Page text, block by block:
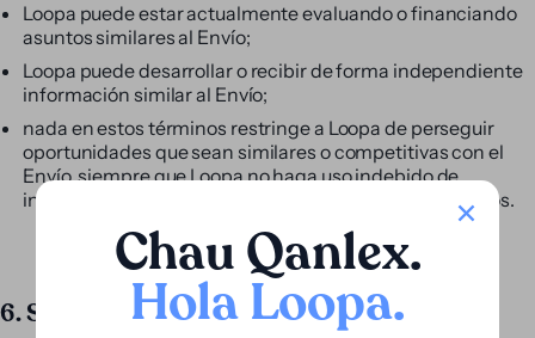
Chau Qanlex.
Hola Loopa.
Loopa puede estar actualmente evaluando o financiando
asuntos similares al Envío;
Loopa puede desarrollar o recibir de forma independiente
información similar al Envío;
nada en estos términos restringe a Loopa de perseguir
oportunidades que sean similares o competitivas con el
Envío, siempre que Loopa no haga uso indebido de
información confidencial en violación de estos términos.
6. Sin exclusividad